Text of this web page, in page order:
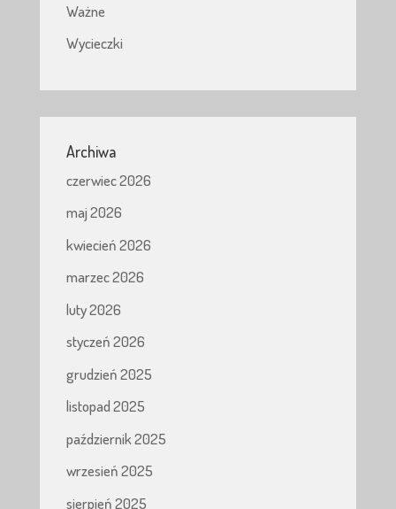
Ważne
Wycieczki
Archiwa
czerwiec 2026
maj 2026
kwiecień 2026
marzec 2026
luty 2026
styczeń 2026
grudzień 2025
listopad 2025
październik 2025
wrzesień 2025
sierpień 2025